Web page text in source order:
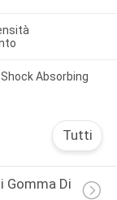
Absorbing
Tutti
Gomma Di